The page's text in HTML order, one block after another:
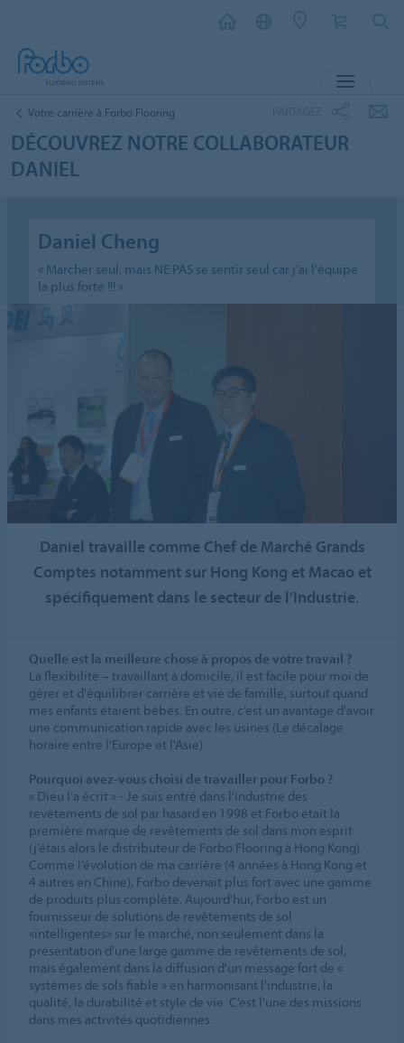
Votre carrière à Forbo Flooring
DÉCOUVREZ NOTRE COLLABORATEUR
DANIEL
Daniel Cheng
« Marcher seul, mais NE PAS se sentir seul car j’ai l'équipe
la plus forte !!! »
Daniel travaille comme Chef de Marché Grands
Comptes notamment sur Hong Kong et Macao et
spécifiquement dans le secteur de l’Industrie.
Quelle est la meilleure chose à propos de votre travail ?
La flexibilité – travaillant à domicile, il est facile pour moi de
gérer et d'équilibrer carrière et vie de famille, surtout quand
mes enfants étaient bébés. En outre, c’est un avantage d'avoir
une communication rapide avec les usines (Le décalage
horaire entre l'Europe et l'Asie).
Pourquoi avez-vous choisi de travailler pour Forbo ?
« Dieu l’a écrit » - Je suis entré dans l'industrie des
revêtements de sol par hasard en 1998 et Forbo était la
première marque de revêtements de sol dans mon esprit
(j’étais alors le distributeur de Forbo Flooring à Hong Kong).
Comme l’évolution de ma carrière (4 années à Hong Kong et
4 autres en Chine), Forbo devenait plus fort avec une gamme
de produits plus complète. Aujourd'hui, Forbo est un
fournisseur de solutions de revêtements de sol
«intelligentes» sur le marché, non seulement dans la
présentation d’une large gamme de revêtements de sol,
mais également dans la diffusion d'un message fort de «
systèmes de sols fiable » en harmonisant l'industrie, la
qualité, la durabilité et style de vie. C’est l'une des missions
dans mes activités quotidiennes.